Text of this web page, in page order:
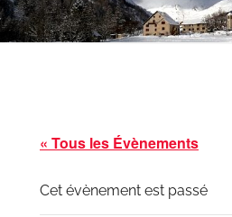
« Tous les Évènements
Cet évènement est passé